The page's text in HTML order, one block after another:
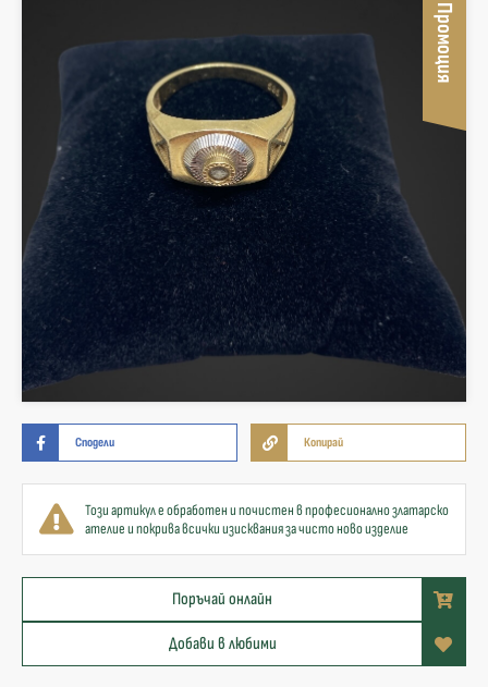
Промоция
Сподели Копирай
Този артикул е обработен и почистен в професионално златарско
ателие и покрива всички изисквания за чисто ново изделие
Поръчай онлайн
Добави в любими